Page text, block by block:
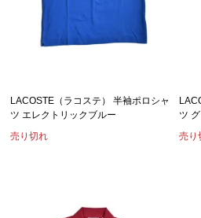
LACOSTE（ラコステ） 半袖ポロシャ
ツ エレクトリックブルー
売り切れ
ツ
売り